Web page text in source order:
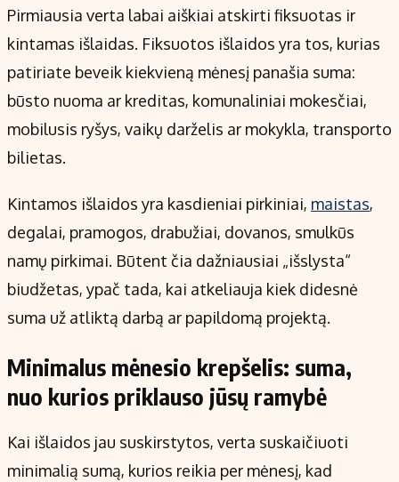
Pirmiausia verta labai aiškiai atskirti fiksuotas ir
kintamas išlaidas. Fiksuotos išlaidos yra tos, kurias
patiriate beveik kiekvieną mėnesį panašia suma:
būsto nuoma ar kreditas, komunaliniai mokesčiai,
mobilusis ryšys, vaikų darželis ar mokykla, transporto
bilietas.
Kintamos išlaidos yra kasdieniai pirkiniai, maistas,
degalai, pramogos, drabužiai, dovanos, smulkūs
namų pirkimai. Būtent čia dažniausiai „išslysta“
biudžetas, ypač tada, kai atkeliauja kiek didesnė
suma už atliktą darbą ar papildomą projektą.
Minimalus mėnesio krepšelis: suma,
nuo kurios priklauso jūsų ramybė
Kai išlaidos jau suskirstytos, verta suskaičiuoti
minimalią sumą, kurios reikia per mėnesį, kad